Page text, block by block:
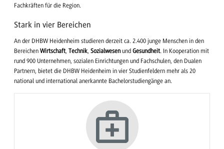
Fachkräften für die Region.
Stark in vier Bereichen
An der DHBW Heidenheim studieren derzeit ca. 2.400 junge Menschen in den
Bereichen Wirtschaft, Technik, Sozialwesen und Gesundheit. In Kooperation mit
rund 900 Unternehmen, sozialen Einrichtungen und Fachschulen, den Dualen
Partnern, bietet die DHBW Heidenheim in vier Studienfeldern mehr als 20
national und international anerkannte Bachelorstudiengänge an.